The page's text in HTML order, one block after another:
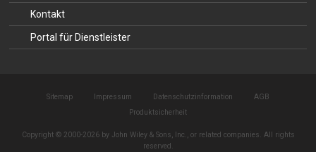
Kontakt
Portal für Dienstleister
Sitemap Impressum Datenschutzinformation
AGB
Produktsicherheit
Copyright © 2000-2026 by John Wiley & Sons, Inc., or related companies. All rights
reserved.